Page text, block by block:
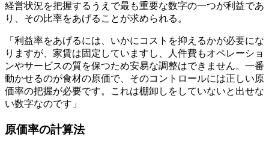
経営状況を把握するうえで最も重要な数字の一つが利益であ
り、その比率をあげることが求められる。
「利益率をあげるには、いかにコストを抑えるかが必要にな
りますが、家賃は固定していますし、人件費もオペレーショ
ンやサービスの質を保つため安易な調整はできません。一番
動かせるのが食材の原価で、そのコントロールには正しい原
価率の把握が必要です。これは棚卸しをしていないと出せな
い数字なのです」
原価率の計算法